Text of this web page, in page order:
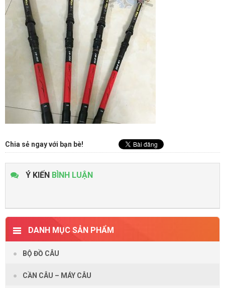
Chia sẻ ngay với bạn bè!
Ý KIẾN BÌNH LUẬN
DANH MỤC SẢN PHẨM
BỘ ĐỒ CÂU
CẦN CÂU – MÁY CÂU